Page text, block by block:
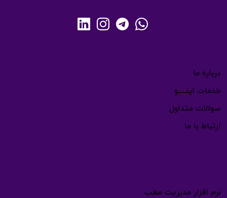
درباره ما
خدمات اینـــــو
سوالات متداول
ارتباط با ما
نرم افزار مدیریت مطب